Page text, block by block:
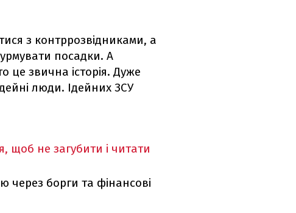
з контррозвідниками, а
посадки. А
це звична історія. Дуже
люди. Ідейних ЗСУ
щоб не загубити і читати
через борги та фінансові